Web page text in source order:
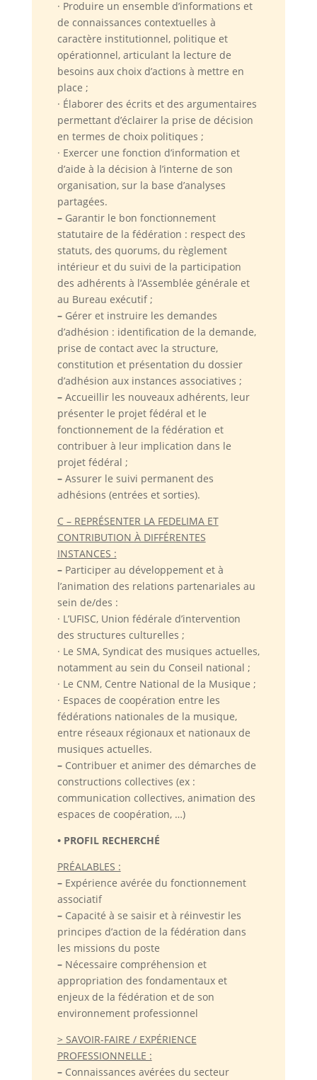
· Produire un ensemble d’informations et
de connaissances contextuelles à
caractère institutionnel, politique et
opérationnel, articulant la lecture de
besoins aux choix d’actions à mettre en
place ;
· Élaborer des écrits et des argumentaires
permettant d’éclairer la prise de décision
en termes de choix politiques ;
· Exercer une fonction d’information et
d’aide à la décision à l’interne de son
organisation, sur la base d’analyses
partagées.
–Garantir le bon fonctionnement
statutaire de la fédération : respect des
statuts, des quorums, du règlement
intérieur et du suivi de la participation
des adhérents à l’Assemblée générale et
au Bureau exécutif ;
–Gérer et instruire les demandes
d’adhésion : identification de la demande,
prise de contact avec la structure,
constitution et présentation du dossier
d’adhésion aux instances associatives ;
–Accueillir les nouveaux adhérents, leur
présenter le projet fédéral et le
fonctionnement de la fédération et
contribuer à leur implication dans le
projet fédéral ;
–Assurer le suivi permanent des
adhésions (entrées et sorties).
C – REPRÉSENTER LA FEDELIMA ET
CONTRIBUTION À DIFFÉRENTES
INSTANCES :
–Participer au développement et à
l’animation des relations partenariales au
sein de/des :
· L’UFISC, Union fédérale d’intervention
des structures culturelles ;
· Le SMA, Syndicat des musiques actuelles,
notamment au sein du Conseil national ;
· Le CNM, Centre National de la Musique ;
· Espaces de coopération entre les
fédérations nationales de la musique,
entre réseaux régionaux et nationaux de
musiques actuelles.
–Contribuer et animer des démarches de
constructions collectives (ex :
communication collectives, animation des
espaces de coopération, …)
• PROFIL RECHERCHÉ
PRÉALABLES :
–Expérience avérée du fonctionnement
associatif
–Capacité à se saisir et à réinvestir les
principes d’action de la fédération dans
les missions du poste
–Nécessaire compréhension et
appropriation des fondamentaux et
enjeux de la fédération et de son
environnement professionnel
> SAVOIR-FAIRE / EXPÉRIENCE
PROFESSIONNELLE :
–Connaissances avérées du secteur